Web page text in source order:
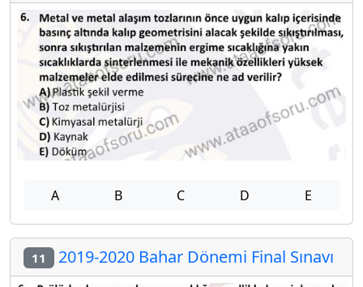
A B C D E
11 2019-2020 Bahar Dönemi Final Sınavı